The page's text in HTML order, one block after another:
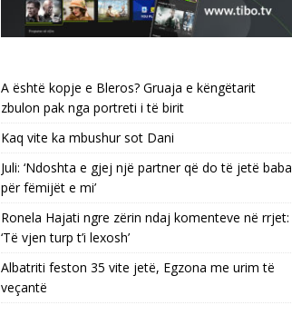
A është kopje e Bleros? Gruaja e këngëtarit
zbulon pak nga portreti i të birit
Kaq vite ka mbushur sot Dani
Juli: ‘Ndoshta e gjej një partner që do të jetë baba
për fëmijët e mi’
Ronela Hajati ngre zërin ndaj komenteve në rrjet:
‘Të vjen turp t’i lexosh’
Albatriti feston 35 vite jetë, Egzona me urim të
veçantë